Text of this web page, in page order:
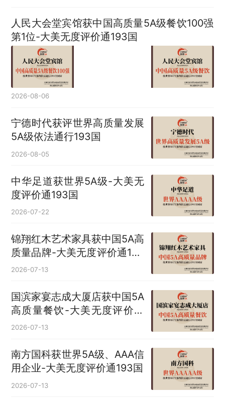
人民大会堂宾馆获中国高质量5A级餐饮100强
第1位-大美无度评价通193国
2026-08-06
宁德时代获评世界高质量发展
5A级依法通行193国
2026-08-05
中华足道获世界5A级-大美无
度评价通193国
2026-07-22
锦翔红木艺术家具获中国5A高
质量品牌-大美无度评价通193
国
2026-07-13
国滨家宴志成大厦店获中国5A
高质量餐饮-大美无度评价通
193国
2026-07-13
南方国科获世界5A级、AAA信
用企业-大美无度评价通193国
2026-07-13